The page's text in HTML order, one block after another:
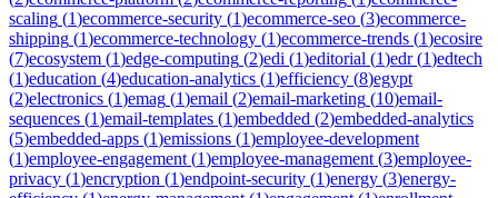
scaling (1)ecommerce-security (1)ecommerce-seo (3)ecommerce-
shipping (1)ecommerce-technology (1)ecommerce-trends (1)ecosire
(7)ecosystem (1)edge-computing (2)edi (1)editorial (1)edr(1)edtech
(1)education (4)education-analytics (1)efficiency (8)egypt
(2)electronics (1)emag (1)email (2)email-marketing (10)email-
sequences (1)email-templates (1)embedded (2)embedded-analytics
(5)embedded-apps (1)emissions (1)employee-development
(1)employee-engagement (1)employee-management (3)employee-
privacy (1)encryption (1)endpoint-security (1)energy (3)energy-